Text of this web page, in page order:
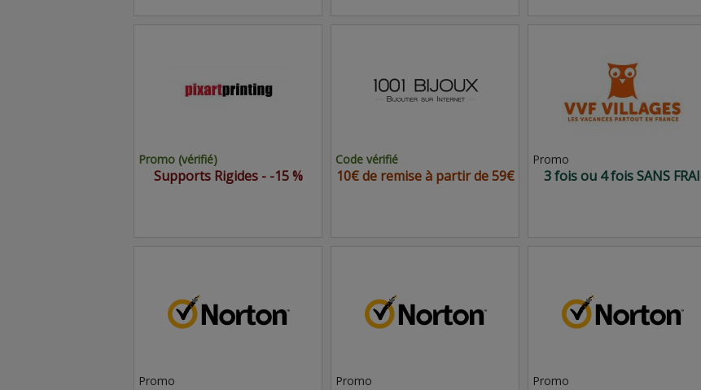
Promo (vérifié)
Supports Rigides - -15 %
Code vérifié
10€ de remise à partir de 59€
Promo
3 fois ou 4 fois SANS FRAI
Promo Promo Promo